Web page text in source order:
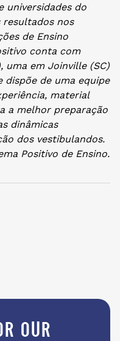
universidades do
resultados nos
de Ensino
conta com
uma em Joinville (SC)
dispõe de uma equipe
material
a melhor preparação
dinâmicas
dos vestibulandos.
Positivo de Ensino.
our